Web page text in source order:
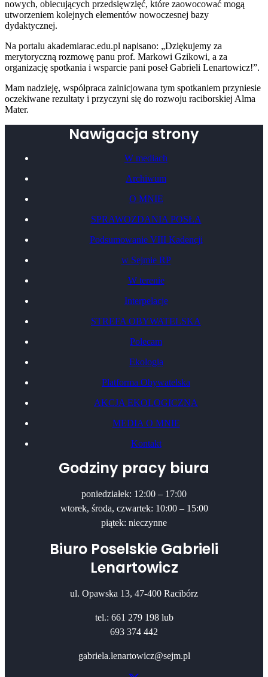
nowych, obiecujących przedsięwzięć, które zaowocować mogą
utworzeniem kolejnych elementów nowoczesnej bazy
dydaktycznej.
Na portalu akademiarac.edu.pl napisano: „Dziękujemy za
merytoryczną rozmowę panu prof. Markowi Gzikowi, a za
organizację spotkania i wsparcie pani poseł Gabrieli Lenartowicz!”.
Mam nadzieję, współpraca zainicjowana tym spotkaniem przyniesie
oczekiwane rezultaty i przyczyni się do rozwoju raciborskiej Alma
Mater.
Nawigacja strony
W mediach
Archiwum
O MNIE
SPRAWOZDANIA POSŁA
Podsumowanie VIII Kadencji
w Sejmie RP
W terenie
Interpelacje
STREFA OBYWATELSKA
Polecam
Ekologia
Platforma Obywatelska
AKCJA EKOLOGICZNA
MEDIA O MNIE
Kontakt
Godziny pracy biura
poniedziałek: 12:00 – 17:00
wtorek, środa, czwartek: 10:00 – 15:00
piątek: nieczynne
Biuro Poselskie Gabrieli
Lenartowicz
ul. Opawska 13, 47-400 Racibórz
tel.: 661 279 198 lub
693 374 442
gabriela.lenartowicz@sejm.pl